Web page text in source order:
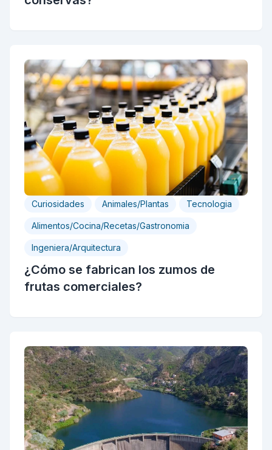
Curiosidades Animales/Plantas Tecnologia
Alimentos/Cocina/Recetas/Gastronomia
Ingeniera/Arquitectura
¿Cómo se fabrican los zumos de
frutas comerciales?